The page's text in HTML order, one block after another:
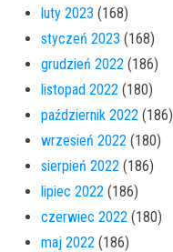
luty 2023 (168)
styczeń 2023 (168)
grudzień 2022 (186)
listopad 2022 (180)
październik 2022 (186)
wrzesień 2022 (180)
sierpień 2022 (186)
lipiec 2022 (186)
czerwiec 2022 (180)
maj 2022 (186)